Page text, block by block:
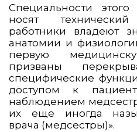
Специальности
носят
работники владеют
анатомии и
первую
призваны
специфические
доступом к
наблюдением
их еще иногда
врача (медсестры)».